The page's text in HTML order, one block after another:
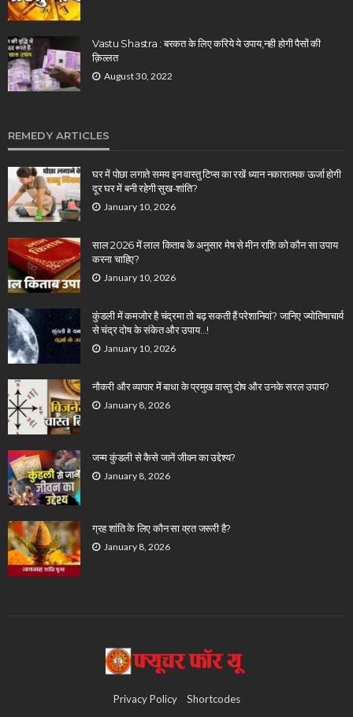
Vastu Shastra : बरकत के लिए करिये ये उपाय,नही होगी पैसों की
क़िल्लत
August 30, 2022
REMEDY ARTICLES
घर में पोछा लगाते समय इन वास्तु टिप्स का रखें ध्यान नकारात्मक ऊर्जा होगी
दूर घर में बनी रहेगी सुख-शांति?
January 10, 2026
साल 2026 में लाल किताब के अनुसार मेष से मीन राशि को कौन सा उपाय
करना चाहिए?
January 10, 2026
कुंडली में कमजोर है चंद्रमा तो बढ़ सकती हैं परेशानियां? जानिए ज्योतिषाचार्य
से चंद्र दोष के संकेत और उपाय…!
January 10, 2026
नौकरी और व्यापार में बाधा के प्रमुख वास्तु दोष और उनके सरल उपाय?
January 8, 2026
जन्म कुंडली से कैसे जानें जीवन का उद्देश्य?
January 8, 2026
ग्रह शांति के लिए कौन सा व्रत जरूरी है?
January 8, 2026
Privacy Policy Shortcodes